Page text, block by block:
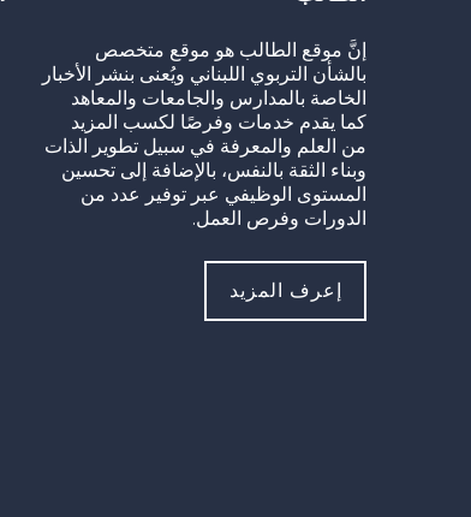
إنَّ موقع الطالب هو موقع متخصص
بالشأن التربوي اللبناني ويُعنى بنشر الأخبار
الخاصة بالمدارس والجامعات والمعاهد
كما يقدم خدمات وفرصًا لكسب المزيد
من العلم والمعرفة في سبيل تطوير الذات
وبناء الثقة بالنفس، بالإضافة إلى تحسين
المستوى الوظيفي عبر توفير عدد من
الدورات وفرص العمل.
إعرف المزيد